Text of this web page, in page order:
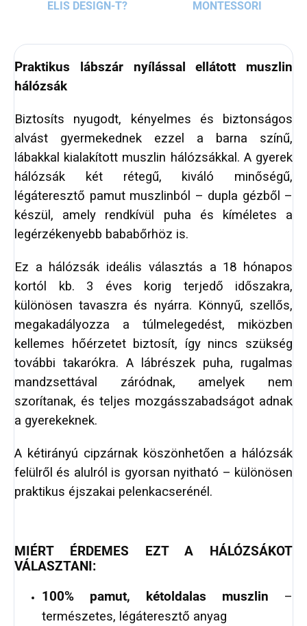
ELIS DESIGN-T?
MONTESSORI
Praktikus lábszár nyílással ellátott muszlin
hálózsák
Biztosíts nyugodt, kényelmes és biztonságos
alvást gyermekednek ezzel a barna színű,
lábakkal kialakított muszlin hálózsákkal. A gyerek
hálózsák két rétegű, kiváló minőségű,
légáteresztő pamut muszlinból – dupla gézből –
készül, amely rendkívül puha és kíméletes a
legérzékenyebb bababőrhöz is.
Ez a hálózsák ideális választás a 18 hónapos
kortól kb. 3 éves korig terjedő időszakra,
különösen tavaszra és nyárra. Könnyű, szellős,
megakadályozza a túlmelegedést, miközben
kellemes hőérzetet biztosít, így nincs szükség
további takarókra. A lábrészek puha, rugalmas
mandzsettával záródnak, amelyek nem
szorítanak, és teljes mozgásszabadságot adnak
a gyerekeknek.
A kétirányú cipzárnak köszönhetően a hálózsák
felülről és alulról is gyorsan nyitható – különösen
praktikus éjszakai pelenkacserénél.
MIÉRT ÉRDEMES EZT A HÁLÓZSÁKOT
VÁLASZTANI:
100% pamut, kétoldalas muszlin –
természetes, légáteresztő anyag